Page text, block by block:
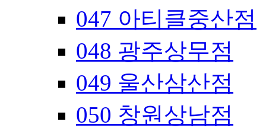
047 아티클중산점
048 광주상무점
049 울산삼산점
050 창원상남점